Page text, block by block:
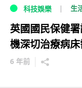
科技娛樂 生
英國國民保健
機深切治療病
6 年前